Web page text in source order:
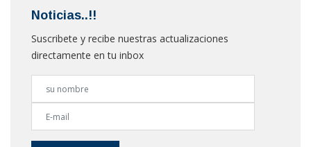
Noticias..!!
Suscribete y recibe nuestras actualizaciones
directamente en tu inbox